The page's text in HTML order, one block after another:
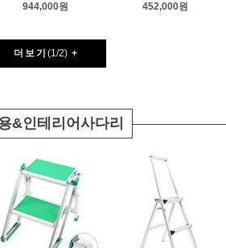
944,000원
452,000원
더보기 (1/2)+
&인테리어사다리